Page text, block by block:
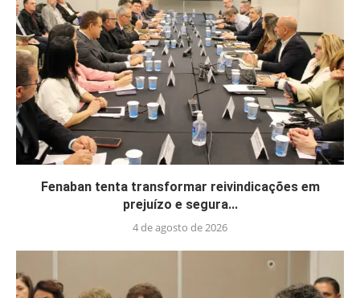
Fenaban tenta transformar reivindicações em
prejuízo e segura...
4 de agosto de 2026